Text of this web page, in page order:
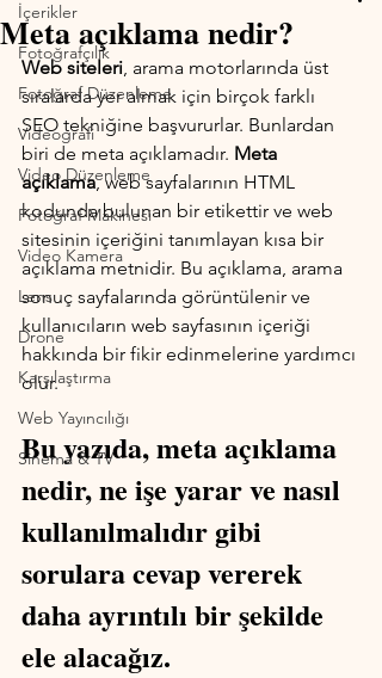
İçerikler
Fotoğrafçılık
Fotoğraf Düzenleme
Videografi
Video Düzenleme
Fotoğraf Makinesi
Video Kamera
Lens
Drone
Karşılaştırma
Web Yayıncılığı
Sinema & TV
Meta açıklama nedir?
Web siteleri, arama motorlarında üst
sıralarda yer almak için birçok farklı
SEO tekniğine başvururlar. Bunlardan
biri de meta açıklamadır. Meta
açıklama, web sayfalarının HTML
kodunda bulunan bir etikettir ve web
sitesinin içeriğini tanımlayan kısa bir
açıklama metnidir. Bu açıklama, arama
sonuç sayfalarında görüntülenir ve
kullanıcıların web sayfasının içeriği
hakkında bir fikir edinmelerine yardımcı
olur.
Bu yazıda, meta açıklama
nedir, ne işe yarar ve nasıl
kullanılmalıdır gibi
sorulara cevap vererek
daha ayrıntılı bir şekilde
ele alacağız.